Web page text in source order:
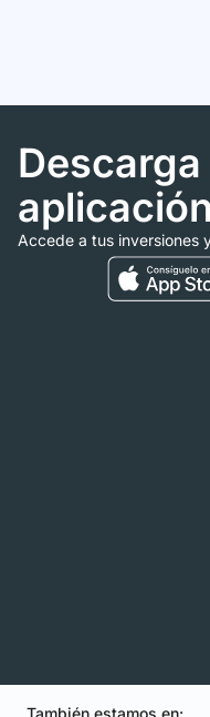
aplicación
Accede a tus inversiones
También estamos en: